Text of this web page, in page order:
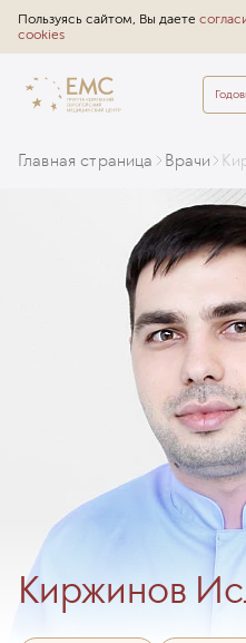
Пользуясь сайтом, Вы даете
cookies
Главная страница Врачи
Киржинов